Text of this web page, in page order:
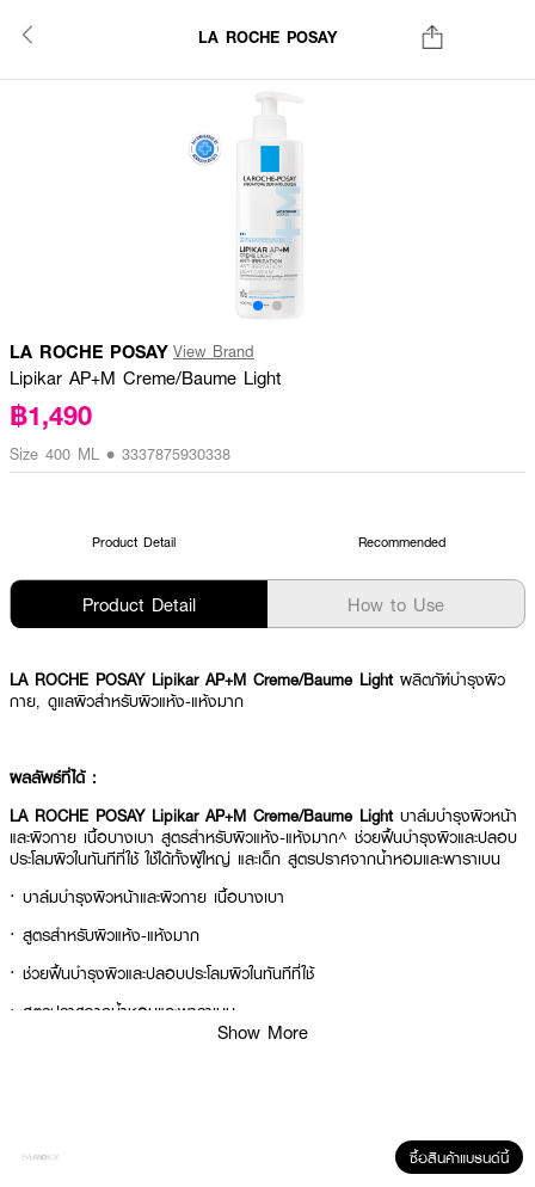
LA ROCHE POSAY
LA ROCHE POSAY View Brand
Lipikar AP+M Creme/Baume Light
฿1,490
Size 400 ML • 3337875930338
Product Detail Recommended
Product Detail How to Use
LA ROCHE POSAY Lipikar AP+M Creme/Baume Light ผลิตภัฑ์บำรุงผิว
กาย, ดูแลผิวสำหรับผิวแห้ง-แห้งมาก
ผลลัพธ์ที่ได้ :
LA ROCHE POSAY Lipikar AP+M Creme/Baume Light บาล์มบำรุงผิวหน้า
และผิวกาย เนื้อบางเบา สูตรสำหรับผิวแห้ง-แห้งมาก^ ช่วยฟื้นบำรุงผิวและปลอบ
ประโลมผิวในทันทีที่ใช้ ใช้ได้ทั้งผู้ใหญ่ และเด็ก สูตรปราศจากน้ำหอมและพาราเบน
· บาล์มบำรุงผิวหน้าและผิวกาย เนื้อบางเบา
· สูตรสำหรับผิวแห้ง-แห้งมาก
· ช่วยฟื้นบำรุงผิวและปลอบประโลมผิวในทันทีที่ใช้
· สูตรปราศจากน้ำหอมและพาราเบน
ใช้ทาผิวหลังทำความสะอาด วันละ 1-2 ครั้ง ใช้ได้ทั้งบริเวณ ผิวหน้า และผิวกาย
Show More
ซื้อสินค้าแบรนด์นี้